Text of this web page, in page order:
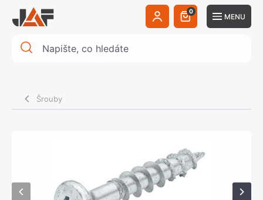
0
MENU
Šrouby